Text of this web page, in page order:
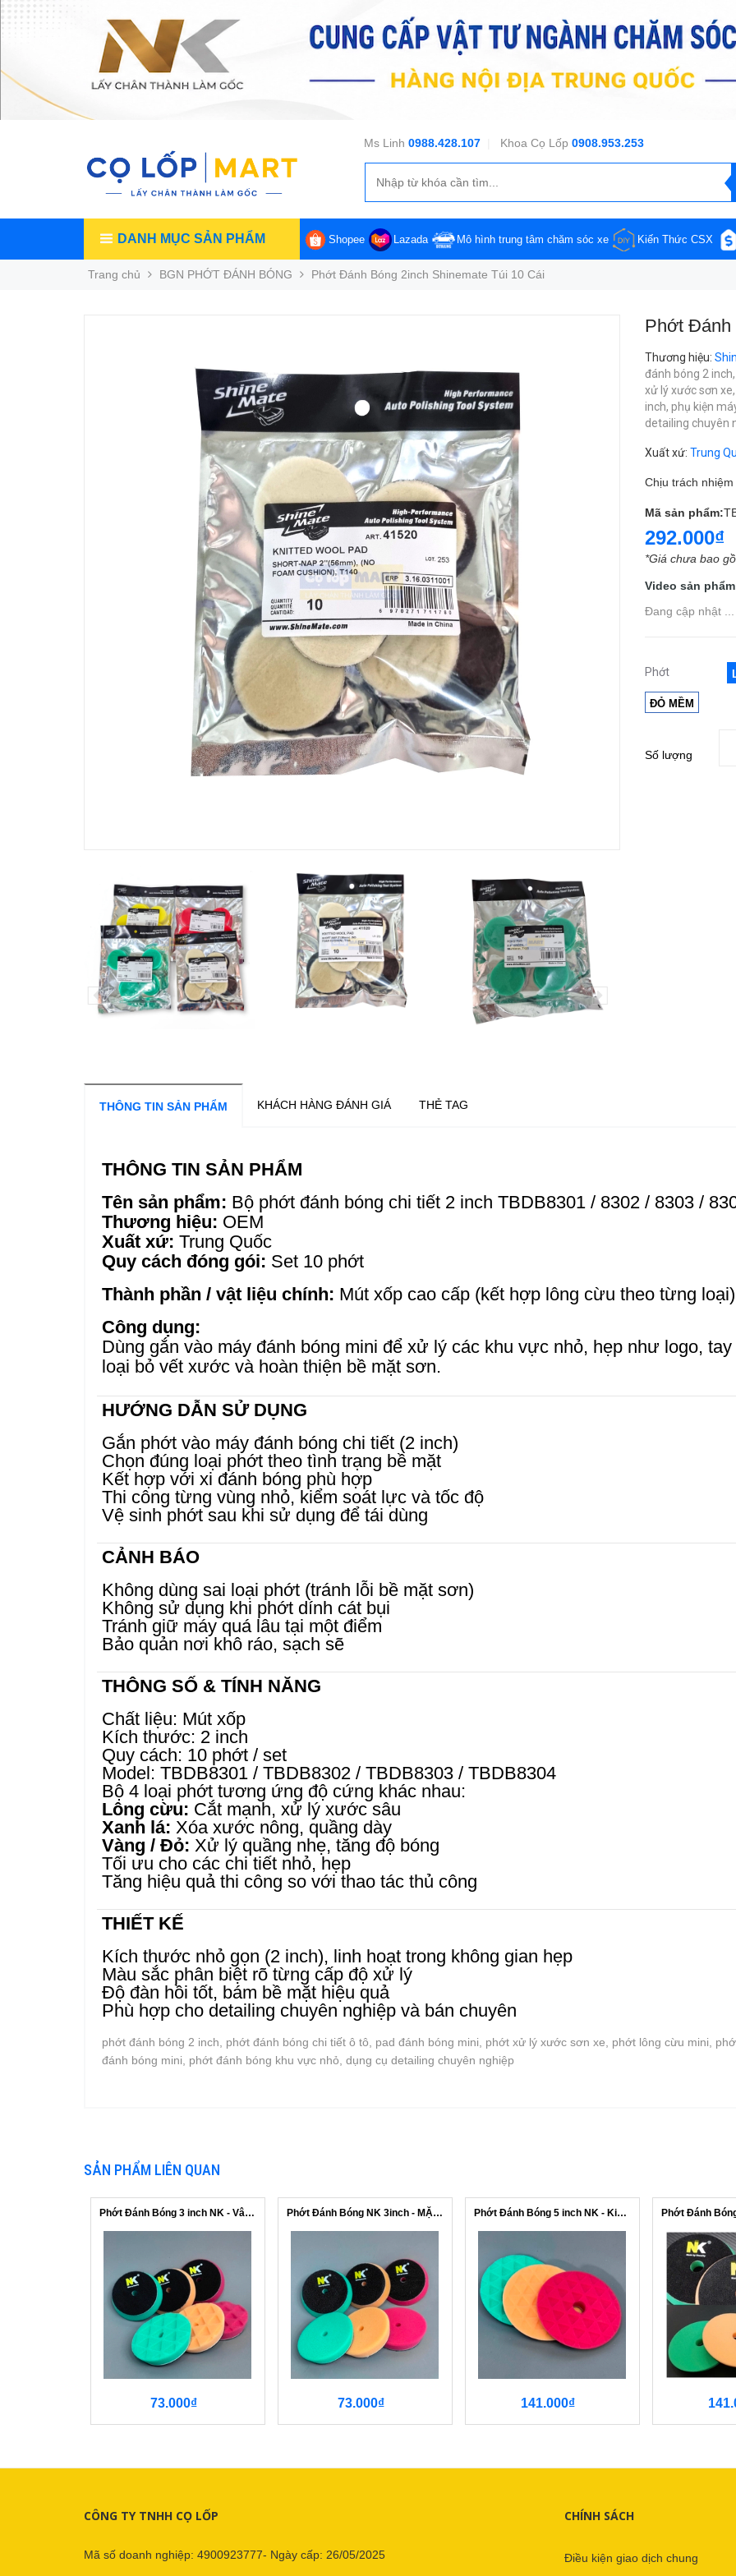
Ms Linh 0988.428.107| Khoa Cọ Lốp 0908.953.253
DANH MỤC SẢN PHẨM Shopee Lazada Mô hình trung tâm chăm sóc xe Kiến Thức CSX
Trang chủ BGN PHỚT ĐÁNH BÓNG Phớt Đánh Bóng 2inch Shinemate Túi 10 Cái
Phớt Đánh
Thương hiệu:
đánh bóng 2 inch,
xử lý xước sơn xe,
inch, phụ kiện
detailing chuyên
Xuất xứ: Trung
Chịu trách
Mã sản phẩm:
292.000₫
*Giá chưa bao
Video sản
Đang cập nhật ...
Phớt
ĐỎ MỀM
Số lượng
THÔNG TIN SẢN PHẨM KHÁCH HÀNG ĐÁNH GIÁ THẺ TAG
THÔNG TIN SẢN PHẨM
Tên sản phẩm: Bộ phớt đánh bóng chi tiết 2 inch TBDB8301 / 8302 / 8303 /
Thương hiệu: OEM
Xuất xứ: Trung Quốc
Quy cách đóng gói: Set 10 phớt
Thành phần / vật liệu chính: Mút xốp cao cấp (kết hợp lông cừu theo từng loại)
Công dụng:
Dùng gắn vào máy đánh bóng mini để xử lý các khu vực nhỏ, hẹp như logo,
loại bỏ vết xước và hoàn thiện bề mặt sơn.
HƯỚNG DẪN SỬ DỤNG
Gắn phớt vào máy đánh bóng chi tiết (2 inch)
Chọn đúng loại phớt theo tình trạng bề mặt
Kết hợp với xi đánh bóng phù hợp
Thi công từng vùng nhỏ, kiểm soát lực và tốc độ
Vệ sinh phớt sau khi sử dụng để tái dùng
CẢNH BÁO
Không dùng sai loại phớt (tránh lỗi bề mặt sơn)
Không sử dụng khi phớt dính cát bụi
Tránh giữ máy quá lâu tại một điểm
Bảo quản nơi khô ráo, sạch sẽ
THÔNG SỐ & TÍNH NĂNG
Chất liệu: Mút xốp
Kích thước: 2 inch
Quy cách: 10 phớt / set
Model: TBDB8301 / TBDB8302 / TBDB8303 / TBDB8304
Bộ 4 loại phớt tương ứng độ cứng khác nhau:
Lông cừu: Cắt mạnh, xử lý xước sâu
Xanh lá: Xóa xước nông, quầng dày
Vàng / Đỏ: Xử lý quầng nhẹ, tăng độ bóng
Tối ưu cho các chi tiết nhỏ, hẹp
Tăng hiệu quả thi công so với thao tác thủ công
THIẾT KẾ
Kích thước nhỏ gọn (2 inch), linh hoạt trong không gian hẹp
Màu sắc phân biệt rõ từng cấp độ xử lý
Độ đàn hồi tốt, bám bề mặt hiệu quả
Phù hợp cho detailing chuyên nghiệp và bán chuyên
phớt đánh bóng 2 inch, phớt đánh bóng chi tiết ô tô, pad đánh bóng mini, phớt xử lý xước sơn xe, phớt lông cừu mini,
đánh bóng mini, phớt đánh bóng khu vực nhỏ, dụng cụ detailing chuyên nghiệp
SẢN PHẨM LIÊN QUAN
Phớt Đánh Bóng 3 inch NK - Vân Kim Cương
73.000₫
Phớt Đánh Bóng NK 3inch - MẶT PHẲNG
73.000₫
Phớt Đánh Bóng 5 inch NK - Kim Cương
141.000₫
CÔNG TY TNHH CỌ LỐP
Mã số doanh nghiệp: 4900923777- Ngày cấp: 26/05/2025
CHÍNH SÁCH
Điều kiện giao dịch chung